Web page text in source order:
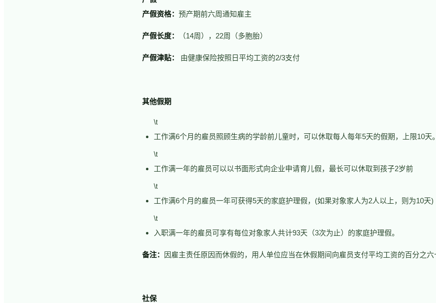
产假资格： 预产期前六周通知雇主
产假长度： （14周），22周（多胞胎）
产假津贴： 由健康保险按照日平均工资的2/3支付
其他假期
\t
工作满6个月的雇员照顾生病的学龄前儿童时，可以休取每人每年5天的假期，上限10天
\t
工作满一年的雇员可以以书面形式向企业申请育儿假，最长可以休取到孩子2岁前
\t
工作满6个月的雇员一年可获得5天的家庭护理假，(如果对象家人为2人以上，则为10天)
\t
入职满一年的雇员可享有每位对象家人共计93天（3次为止）的家庭护理假。
备注： 因雇主责任原因而休假的，用人单位应当在休假期间向雇员支付平均工资的百分之
社保